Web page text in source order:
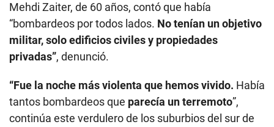
Mehdi Zaiter, de 60 años, contó que había
“bombardeos por todos lados. No tenían un objetivo
militar, solo edificios civiles y propiedades
privadas”, denunció.
“Fue la noche más violenta que hemos vivido. Había
tantos bombardeos que parecía un terremoto”,
continúa este verdulero de los suburbios del sur de